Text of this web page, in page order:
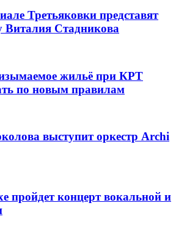
Третьяковки представят
Виталия Стадникова
жильё при КРТ
по новым правилам
выступит оркестр Archi
пройдет концерт вокальной и